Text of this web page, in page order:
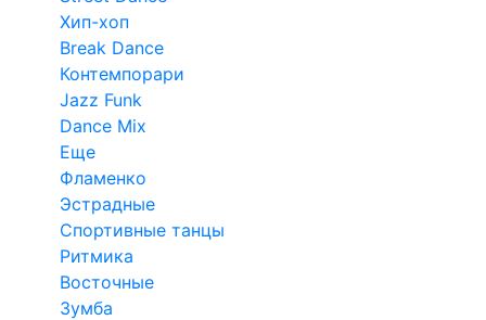
Хип-хоп
Break Dance
Контемпорари
Jazz Funk
Dance Mix
Еще
Фламенко
Эстрадные
Спортивные танцы
Ритмика
Восточные
Зумба